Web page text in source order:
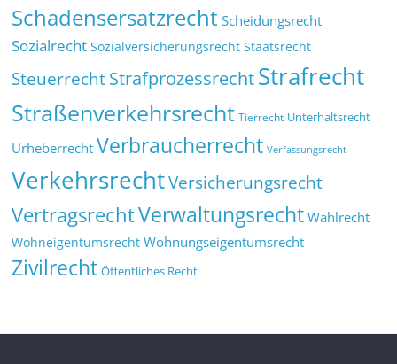
Schadensersatzrecht Scheidungsrecht
Sozialrecht Sozialversicherungsrecht Staatsrecht
SteuerrechtStrafprozessrechtStrafrecht
Straßenverkehrsrecht Tierrecht Unterhaltsrecht
Urheberrecht Verbraucherrecht Verfassungsrecht
VerkehrsrechtVersicherungsrecht
VertragsrechtVerwaltungsrecht Wahlrecht
Wohneigentumsrecht Wohnungseigentumsrecht
Zivilrecht Öffentliches Recht